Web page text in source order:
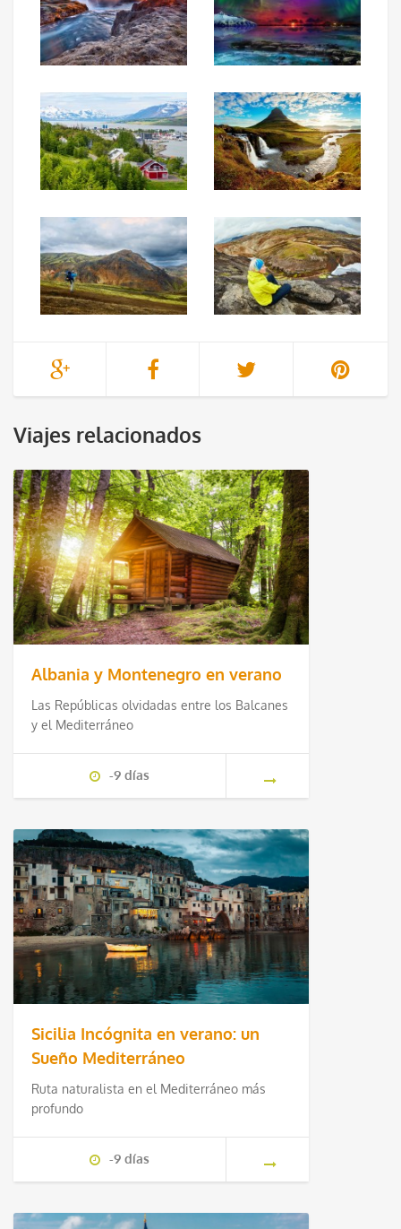
Viajes relacionados
Albania y Montenegro en verano
Las Repúblicas olvidadas entre los Balcanes
y el Mediterráneo
-9 días
Sicilia Incógnita en verano: un
Sueño Mediterráneo
Ruta naturalista en el Mediterráneo más
profundo
-9 días